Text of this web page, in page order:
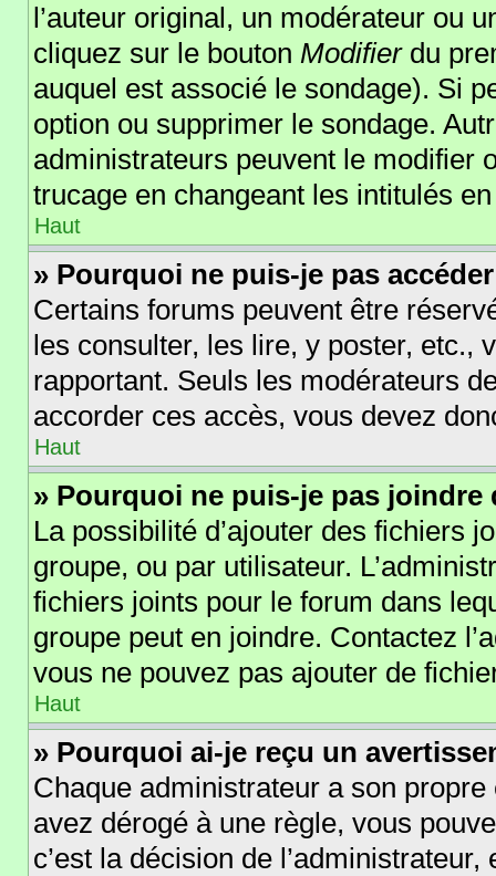
l’auteur original, un modérateur ou
cliquez sur le bouton Modifierdu
auquel est associé le sondage). Si
option ou supprimer le sondage.
administrateurs peuvent le modifier
trucage en changeant les intitulés
Haut
» Pourquoi ne puis-je pas
Certains forums peuvent être
les consulter, les lire, y poster, etc.,
rapportant. Seuls les modérateurs
accorder ces accès, vous devez
Haut
» Pourquoi ne puis-je pas joindre
La possibilité d’ajouter des fichiers
groupe, ou par utilisateur.
fichiers joints pour le forum dans
groupe peut en joindre. Contactez
vous ne pouvez pas ajouter de
Haut
» Pourquoi ai-je reçu un
Chaque administrateur a son
avez dérogé à une règle, vous
c’est la décision de